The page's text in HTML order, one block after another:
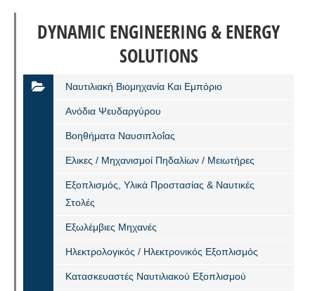
DYNAMIC ENGINEERING & ENERGY
SOLUTIONS
Ναυτιλιακή Βιομηχανία Και Εμπόριο
Ανόδια Ψευδαργύρου
Βοηθήματα Ναυσιπλοΐας
Ελικες / Μηχανισμοί Πηδαλίων / Μειωτήρες
Εξοπλισμός, Υλικά Προστασίας & Ναυτικές
Στολές
Εξωλέμβιες Μηχανές
Ηλεκτρολογικός / Ηλεκτρονικός Εξοπλισμός
Κατασκευαστές Ναυτιλιακού Εξοπλισμού